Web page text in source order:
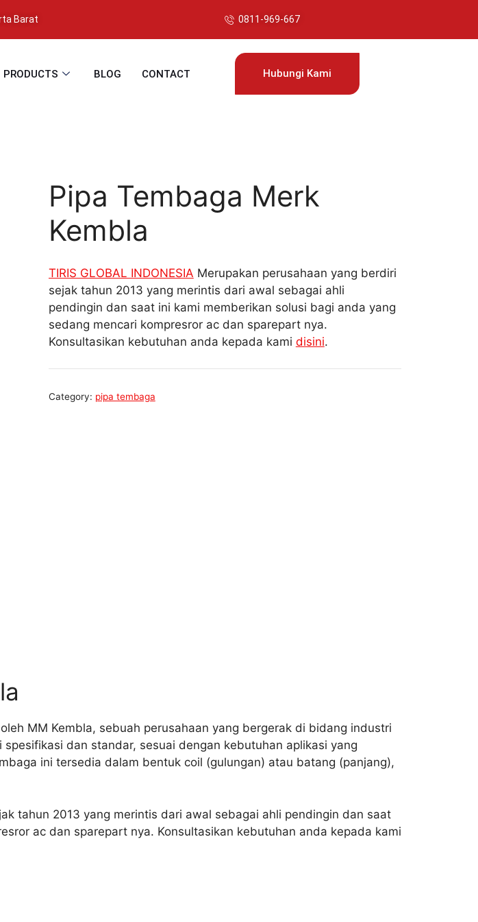
Barat 0811-969-667
PRODUCTS BLOG CONTACT Hubungi Kami
Pipa Tembaga Merk
Kembla
TIRIS GLOBAL INDONESIA Merupakan perusahaan yang berdiri
sejak tahun 2013 yang merintis dari awal sebagai ahli
pendingin dan saat ini kami memberikan solusi bagi anda yang
sedang mencari kompresror ac dan sparepart nya.
Konsultasikan kebutuhan anda kepada kami disini.
Category: pipa tembaga
MM Kembla, sebuah perusahaan yang bergerak di bidang industri
dan standar, sesuai dengan kebutuhan aplikasi yang
ini tersedia dalam bentuk coil (gulungan) atau batang (panjang),
tahun 2013 yang merintis dari awal sebagai ahli pendingin dan saat
ac dan sparepart nya. Konsultasikan kebutuhan anda kepada kami